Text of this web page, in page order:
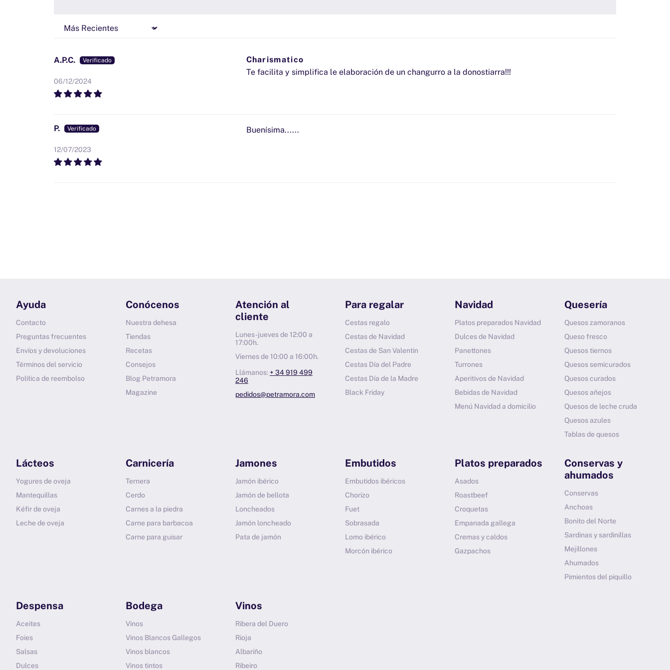
Sort by
06/12/2024
A.P.C.
Charismatico
Te facilita y simplifica le elaboración de un changurro a la donostiarra!!!
12/07/2023
P. Buenísima......
Ayuda
Contacto
Preguntas frecuentes
Envíos y devoluciones
Términos del servicio
Política de reembolso
Conócenos
Nuestra dehesa
Tiendas
Recetas
Consejos
Blog Petramora
Magazine
Atención al
cliente
Lunes-jueves de 12:00 a
17:00h.
Viernes de 10:00 a 16:00h.
Llámanos: + 34 919 499
246
pedidos@petramora.com
Para regalar
Cestas regalo
Cestas de Navidad
Cestas de San Valentin
Cestas Día del Padre
Cestas Día de la Madre
Black Friday
Navidad
Platos preparados Navidad
Dulces de Navidad
Panettones
Turrones
Aperitivos de Navidad
Bebidas de Navidad
Menú Navidad a domicilio
Quesería
Quesos zamoranos
Queso fresco
Quesos tiernos
Quesos semicurados
Quesos curados
Quesos añejos
Quesos de leche cruda
Quesos azules
Tablas de quesos
Lácteos
Yogures de oveja
Mantequillas
Kéfir de oveja
Leche de oveja
Carnicería
Ternera
Cerdo
Carnes a la piedra
Carne para barbacoa
Carne para guisar
Jamones
Jamón ibérico
Jamón de bellota
Loncheados
Jamón loncheado
Pata de jamón
Embutidos
Embutidos ibéricos
Chorizo
Fuet
Sobrasada
Lomo ibérico
Morcón ibérico
Platos preparados
Asados
Roastbeef
Croquetas
Empanada gallega
Cremas y caldos
Gazpachos
Conservas y
ahumados
Conservas
Anchoas
Bonito del Norte
Sardinas y sardinillas
Mejillones
Ahumados
Pimientos del piquillo
Despensa
Aceites
Foies
Salsas
Dulces
Bodega
Vinos
Vinos Blancos Gallegos
Vinos blancos
Vinos tintos
Vinos
Ribera del Duero
Rioja
Albariño
Ribeiro